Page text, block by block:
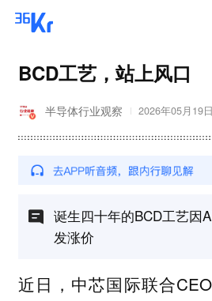
BCD工艺，站上风口
半导体行业观察 2026年05月19
诞生四十年的BCD工艺因
发涨价
近日，中芯国际联合